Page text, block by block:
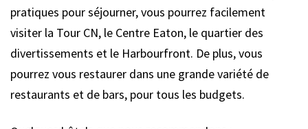
pratiques pour séjourner, vous pourrez facilement
visiter la Tour CN, le Centre Eaton, le quartier des
divertissements et le Harbourfront. De plus, vous
pourrez vous restaurer dans une grande variété de
restaurants et de bars, pour tous les budgets.